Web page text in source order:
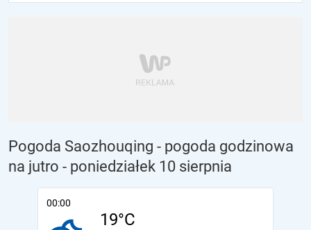
Pogoda Saozhouqing - pogoda godzinowa
na jutro - poniedziałek 10 sierpnia
00:00
19°C